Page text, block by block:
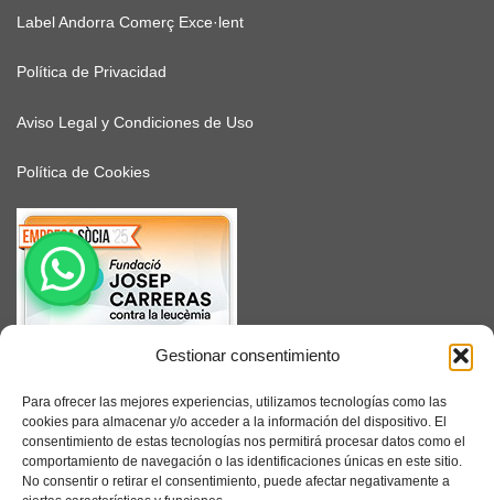
Gestionar consentimiento
Para ofrecer las mejores experiencias, utilizamos tecnologías como las
cookies para almacenar y/o acceder a la información del dispositivo. El
consentimiento de estas tecnologías nos permitirá procesar datos como el
comportamiento de navegación o las identificaciones únicas en este sitio.
No consentir o retirar el consentimiento, puede afectar negativamente a
Label Andorra Comerç Exce·lent
Política de Privacidad
Aviso Legal y Condiciones de Uso
Política de Cookies
SUSCRÍBETE